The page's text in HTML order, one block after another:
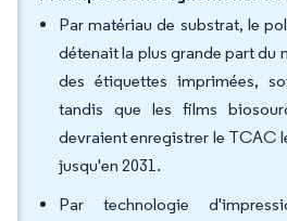
Par matériau de substrat, le
détenait la plus grande part du
des étiquettes imprimées,
tandis que les films
devraient enregistrer le TCAC
jusqu'en 2031.
Par technologie